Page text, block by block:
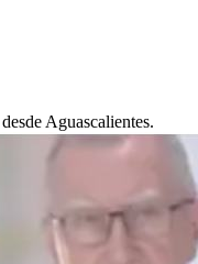
Aguascalientes.